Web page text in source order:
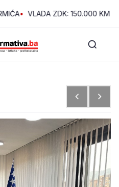
VLADA ZDK: 150.000 KM ZA